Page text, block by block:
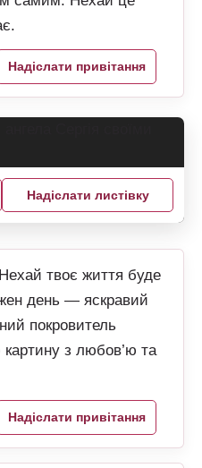
Надіслати привітання
Надіслати листівку
твоє життя буде
день — яскравий
покровитель
з любов’ю та
Надіслати привітання